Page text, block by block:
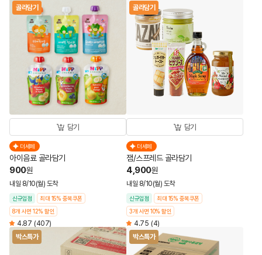
골라담기
담기
더세페
아이음료 골라담기
900원
내일 8/10(월) 도착
신규입점
최대 15% 중복쿠폰
8개 사면 12% 할인
4.87 (407)
골라담기
담기
더세페
잼/스프레드 골라담기
4,900원
내일 8/10(월) 도착
신규입점
최대 15% 중복쿠폰
3개 사면 10% 할인
4.75 (4)
박스특가
박스특가